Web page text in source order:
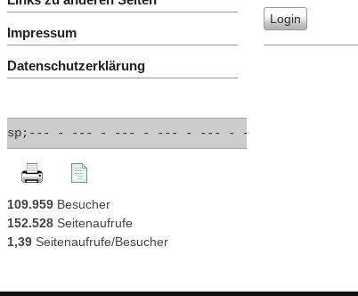
Impressum
Datenschutzerklärung
;-- - - -- - - -- - - -- - - -- - - -- - - --
109.959 Besucher
152.528 Seitenaufrufe
1,39 Seitenaufrufe/Besucher